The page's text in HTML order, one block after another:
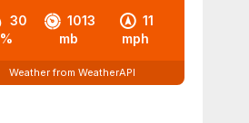
30
%
1013
mb
11
mph
Weather from WeatherAPI